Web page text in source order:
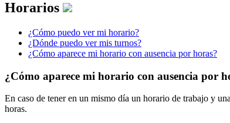
Horarios
¿Cómo puedo ver mi horario?
¿Dónde puedo ver mis turnos?
¿Cómo aparece mi horario con ausencia por horas?
¿Cómo aparece mi horario con ausencia por
En caso de tener en un mismo día un horario de trabajo y una
horas.